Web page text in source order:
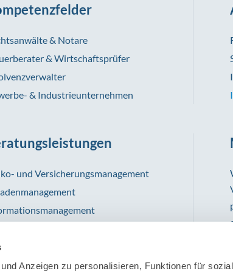
Anzeigen zu personalisieren, Funktionen für
& Notare
& Wirtschaftsprüfer
& Industrieunternehmen
und Versicherungsmanagement